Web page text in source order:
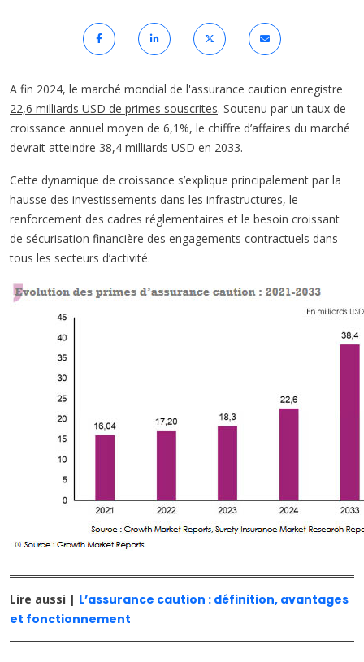
A fin 2024, le marché mondial de l'assurance caution enregistre
22,6 milliards USD de primes souscrites. Soutenu par un taux de
croissance annuel moyen de 6,1%, le chiffre d’affaires du marché
devrait atteindre 38,4 milliards USD en 2033.
Cette dynamique de croissance s’explique principalement par la
hausse des investissements dans les infrastructures, le
renforcement des cadres réglementaires et le besoin croissant
de sécurisation financière des engagements contractuels dans
tous les secteurs d’activité.
Lire aussi | L’assurance caution : définition, avantages
et fonctionnement